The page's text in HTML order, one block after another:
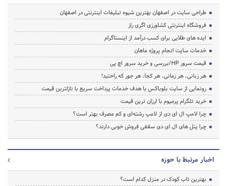
طراحی سایت در اصفهان بهترین شیوه تبلیغات اینترنتی در اصفهان
فروشگاه اینترنتی کشاورزی اگری راز
ایده های طلایی برای کسب درآمد از اینستاگرام
خدمات سایت انجام پروژه ماهان
قیمت سرور HP/بررسی و خرید سرور اچ پی
هر زبانی، هر زمانی، هر کجا، هر جور که راحتید!
رونمایی از سایت بلوباکس با هدف خدمات پرداخت سریع با نازلترین قیمت
خرید تلگرام پرمیوم با ارزان ترین قیمت
چرا لامپ ال ای دی از لامپ رشته‌ای و کم مصرف بهتر است؟
چرا پنل های ال ای دی سقفی فروش خوبی دارند؟
اخبار مرتبط با حوزه
بهترین تاب کودک در منزل کدام است؟